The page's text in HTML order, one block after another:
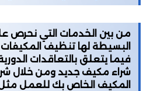
من بين الخدمات التي نحرص
البسيطة لها تنظيف
فيما يتعلق بالتعاقدات
شراء مكيف جديد ومن خلال
المكيف الخاص بك للعمل